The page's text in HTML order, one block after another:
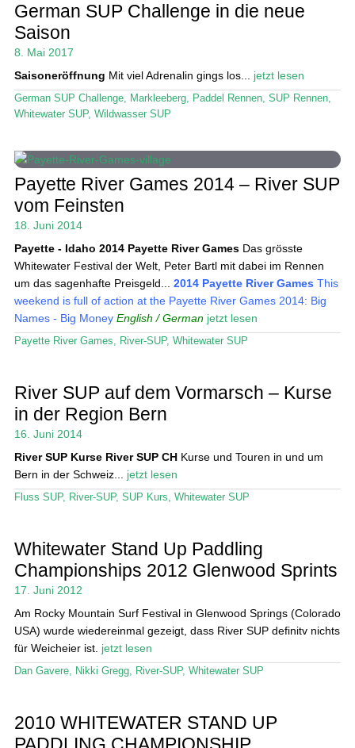
German SUP Challenge in die neue
Saison
8. Mai 2017
Saisoneröffnung Mit viel Adrenalin gings los... jetzt lesen
German SUP Challenge, Markleeberg, Paddel Rennen, SUP Rennen,
Whitewater SUP, Wildwasser SUP
Payette River Games 2014 – River SUP
vom Feinsten
18. Juni 2014
Payette - Idaho 2014 Payette River GamesDas grösste
Whitewater Festival der Welt, Peter Bartl mit dabei im Rennen
um das sagenhafte Preisgeld... 2014 Payette River Games This
weekend is full of action at the Payette River Games 2014: Big
Names - Big Money English / German jetzt lesen
Payette River Games River-SUP, Whitewater SUP
River SUP auf dem Vormarsch – Kurse
in der Region Bern
16. Juni 2014
River SUP Kurse River SUP CHKurse und Touren in und um
Bern in der Schweiz... jetzt lesen
Fluss SUP, River-SUP, SUP Kurs, Whitewater SUP
Whitewater Stand Up Paddling
Championships 2012 Glenwood Sprints
17. Juni 2012
Am Rocky Mountain Surf Festival in Glenwood Springs (Colorado
USA) wurde wiedereinmal gezeigt, dass River SUP definitv nichts
für Weicheier ist. jetzt lesen
Dan Gavere, Nikki Gregg, River-SUP, Whitewater SUP
2010 WHITEWATER STAND UP